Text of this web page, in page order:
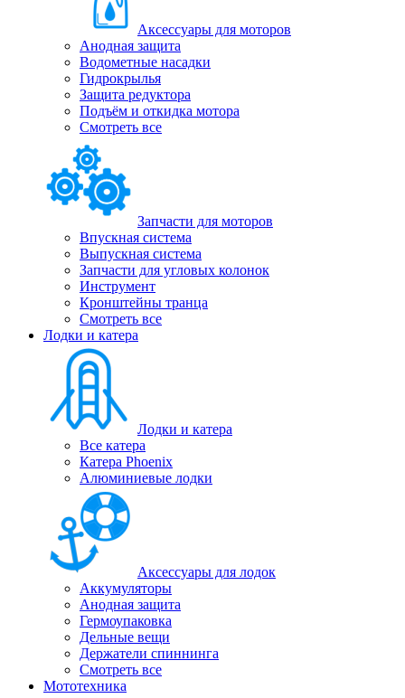
Аксессуары для моторов
Анодная защита
Водометные насадки
Гидрокрылья
Защита редуктора
Подъём и откидка мотора
Смотреть все
Запчасти для моторов
Впускная система
Выпускная система
Запчасти для угловых колонок
Инструмент
Кронштейны транца
Смотреть все
Лодки и катера
Лодки и катера
Все катера
Катера Phoenix
Алюминиевые лодки
Аксессуары для лодок
Аккумуляторы
Анодная защита
Гермоупаковка
Дельные вещи
Держатели спиннинга
Смотреть все
Мототехника